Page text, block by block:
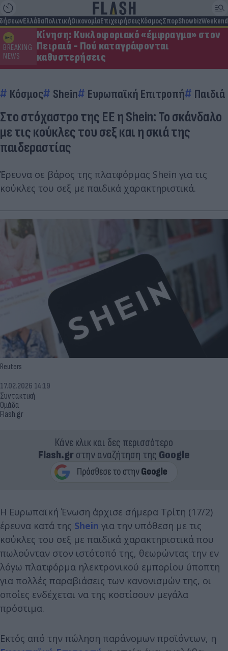
ΕλλάδαΠολιτικήΟικονομίαΕπιχειρήσειςΚόσμοςΣπορShowbizWeekend
BREAKING
NEWS
Κίνηση: Κυκλοφοριακό «έμφραγμα» στον
Πειραιά - Πού καταγράφονται
καθυστερήσεις
Κόσμος Shein Ευρωπαϊκή Επιτροπή Παιδιά
Στο στόχαστρο της ΕΕ η Shein: Το σκάνδαλο
με τις κούκλες του σεξ και η σκιά της
παιδεραστίας
Έρευνα σε βάρος της πλατφόρμας Shein για τις
κούκλες του σεξ με παιδικά χαρακτηριστικά.
Reuters
Συντακτική
Ομάδα
Flash.gr
17.02.2026 14:19
Κάνε κλικ και δες περισσότερο
Flash.grστην αναζήτηση της Google
Η Ευρωπαϊκή Ένωση άρχισε σήμερα Τρίτη (17/2)
έρευνα κατά της Shein για την υπόθεση με τις
κούκλες του σεξ με παιδικά χαρακτηριστικά που
πωλούνταν στον ιστότοπό της, θεωρώντας την εν
λόγω πλατφόρμα ηλεκτρονικού εμπορίου ύποπτη
για πολλές παραβιάσεις των κανονισμών της, οι
οποίες ενδέχεται να της κοστίσουν μεγάλα
πρόστιμα.
Εκτός από την πώληση παράνομων προϊόντων, η